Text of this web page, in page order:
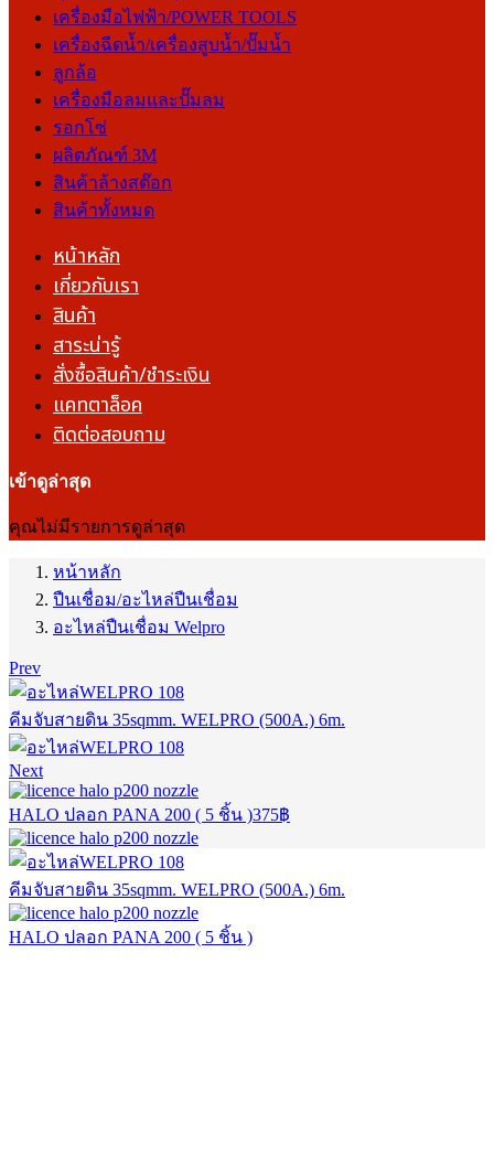
เครื่องมือไฟฟ้า/POWER TOOLS
เครื่องฉีดน้ำ/เครื่องสูบน้ำ/ปั๊มน้ำ
ลูกล้อ
เครื่องมือลมและปั๊มลม
รอกโซ่
ผลิตภัณฑ์ 3M
สินค้าล้างสต๊อก
สินค้าทั้งหมด
หน้าหลัก
เกี่ยวกับเรา
สินค้า
สาระน่ารู้
สั่งซื้อสินค้า/ชำระเงิน
แคทตาล็อค
ติดต่อสอบถาม
เข้าดูล่าสุด
คุณไม่มีรายการดูล่าสุด
หน้าหลัก
ปืนเชื่อม/อะไหล่ปืนเชื่อม
อะไหล่ปืนเชื่อม Welpro
Prev
คีมจับสายดิน 35sqmm. WELPRO (500A.) 6m.
Next
HALO ปลอก PANA 200 ( 5 ชิ้น )375฿
คีมจับสายดิน 35sqmm. WELPRO (500A.) 6m.
HALO ปลอก PANA 200 ( 5 ชิ้น )